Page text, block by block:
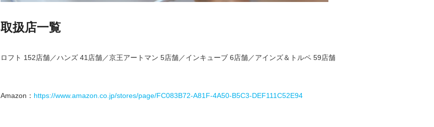
取扱店一覧
ロフト 152店舗／ハンズ 41店舗／京王アートマン 5店舗／インキューブ 6店舗／アインズ＆トルペ 59店舗
Amazon： https://www.amazon.co.jp/stores/page/FC083B72-A81F-4A50-B5C3-DEF111C52E94